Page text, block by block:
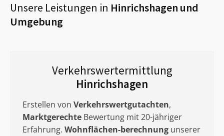
Unsere Leistungen in Hinrichshagen und
Umgebung
Verkehrswertermittlung
Hinrichshagen
Erstellen von Verkehrswertgutachten,
Marktgerechte Bewertung mit 20-jähriger
Erfahrung. Wohnflächen-berechnung unserer